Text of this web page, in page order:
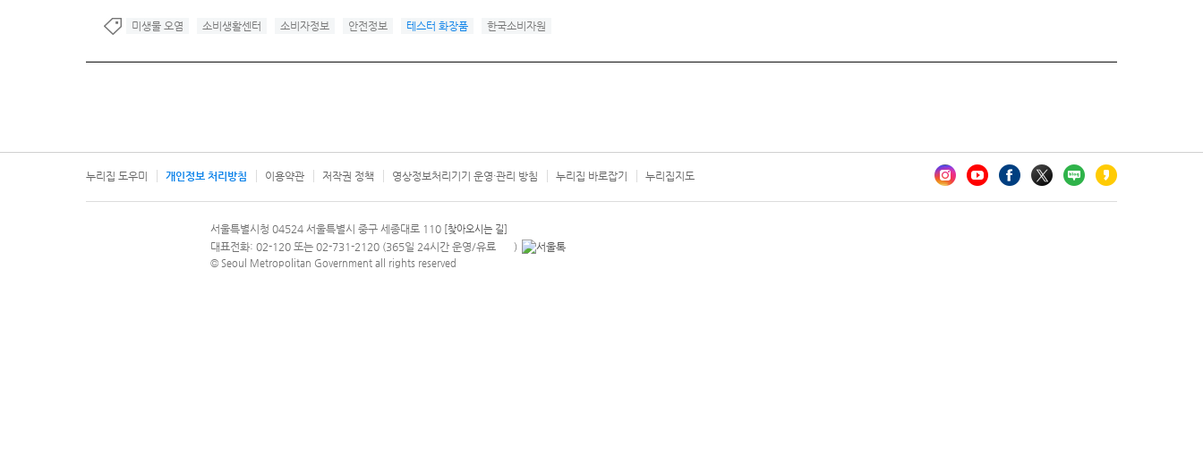
미생물 오염 소비생활센터 소비자정보 안전정보 테스터 화장품 한국소비자원
누리집 도우미 개인정보 처리방침 이용약관 저작권 정책 영상정보처리기기 운영·관리 방침 누리집 바로잡기 누리집지도
문의 전화번호 120, 120 다산콜재단
서울특별시청 04524 서울특별시 중구 세종대로 110 [찾아오시는 길]
대표전화: 02-120 또는 02-731-2120 (365일 24시간 운영/유료 안내팝업 열기
)
© Seoul Metropolitan Government all rights reserved